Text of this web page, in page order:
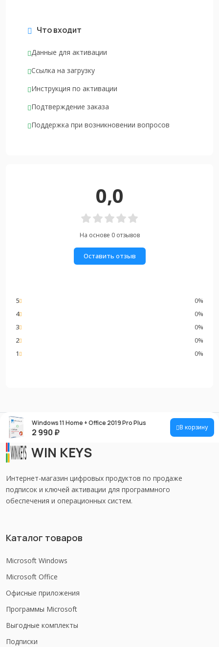
Что входит
Данные для активации
Ссылка на загрузку
Инструкция по активации
Подтверждение заказа
Поддержка при возникновении вопросов
0,0
На основе 0 отзывов
Оставить отзыв
5
0%
4
0%
3
0%
2
0%
1
0%
Windows 11 Home + Office 2019 Pro Plus
2 990 ₽ В корзину
WIN KEYS
Интернет-магазин цифровых продуктов по продаже
подписок и ключей активации для программного
обеспечения и операционных систем.
Каталог товаров
Microsoft Windows
Microsoft Office
Офисные приложения
Программы Microsoft
Выгодные комплекты
Подписки